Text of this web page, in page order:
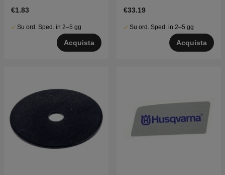
€1.83
Su ord. Sped. in 2–5 gg
Acquista
€33.19
Su ord. Sped. in 2–5 gg
Acquista